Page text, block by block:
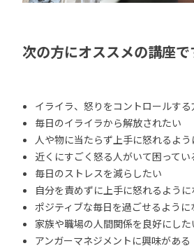
次の方にオススメの講座で
イライラ、怒りをコントロールす
毎日のイライラから解放されたい
人や物に当たらず上手に怒れるよ
近くにすごく怒る人がいて困ってい
毎日のストレスを減らしたい
自分を責めずに上手に怒れるように
ポジティブな毎日を過ごせるように
家族や職場の人間関係を良好にした
アンガーマネジメントに興味がある